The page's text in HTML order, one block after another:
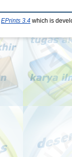
EPrints 3.4 which is